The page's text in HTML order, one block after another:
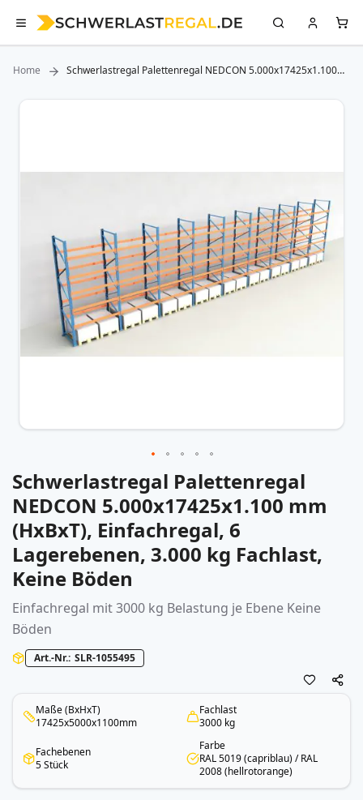
Home
Schwerlastregal Palettenregal NEDCON 5.000x17425x1.100
Zum
Zum
Anfang
der
Bildergalerie
springen
Schwerlastregal Palettenregal
NEDCON 5.000x17425x1.100 mm
(HxBxT), Einfachregal, 6
Lagerebenen, 3.000 kg Fachlast,
Keine Böden
Einfachregal mit 3000 kg Belastung je Ebene Keine
Böden
Art.-Nr. SLR-1055495
Maße (BxHxT)
17425x5000x1100mm
Fachlast
3000 kg
Fachebenen
5 Stück
Farbe
RAL 5019 (capriblau) / RAL
2008 (hellrotorange)